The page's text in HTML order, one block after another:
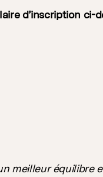
d’inscription ci-
meilleur équilibre